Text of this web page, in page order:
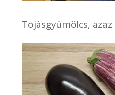
Tojásgyümölcs,